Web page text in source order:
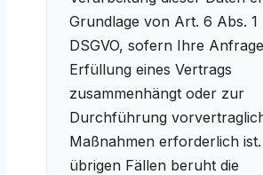
Grundlage von Art. 6 Abs. 1
DSGVO, sofern Ihre
Erfüllung eines Vertrags
zusammenhängt oder zur
Durchführung
Maßnahmen erforderlich
übrigen Fällen beruht die